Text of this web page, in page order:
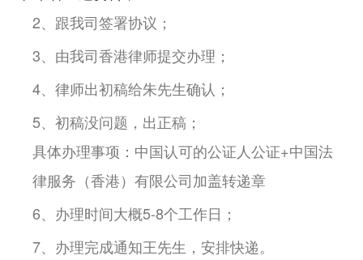
2、跟我司签署协议；
3、由我司香港律师提交办理；
4、律师出初稿给朱先生确认；
5、初稿没问题，出正稿；
具体办理事项：中国认可的公证人公证+中国法
律服务（香港）有限公司加盖转递章
6、办理时间大概5-8个工作日；
7、办理完成通知王先生，安排快递。